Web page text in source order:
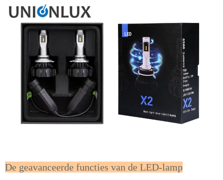
De geavanceerde functies van de LED-lamp